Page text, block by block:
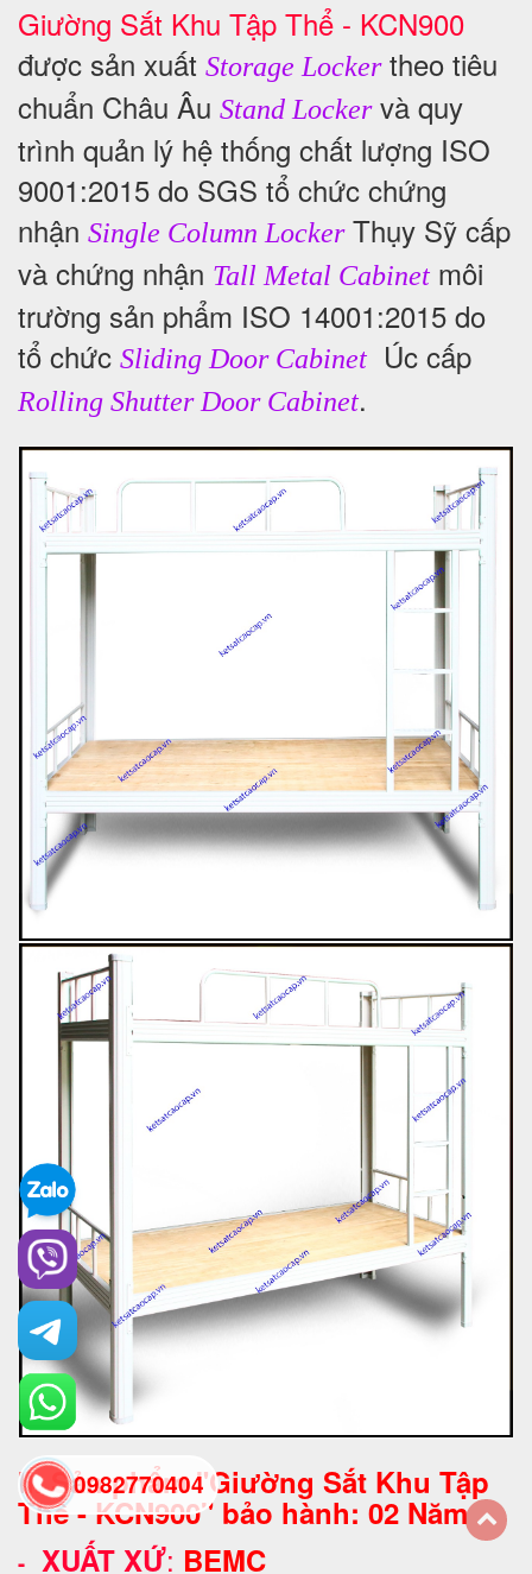
Giường Sắt Khu Tập Thể - KCN900
được sản xuất Storage Lockertheo tiêu
chuẩn Châu Âu Stand Lockervà quy
trình quản lý hệ thống chất lượng ISO
9001:2015 do SGS tổ chức chứng
nhận Single Column LockerThụy Sỹ cấp
và chứng nhận Tall Metal Cabinet môi
trường sản phẩm ISO 14001:2015 do
tổ chức Sliding Door Cabinet Úc cấp
Rolling Shutter Door Cabinet.
II. Sản phẩm "Giường Sắt Khu Tập
Thể - KCN900" bảo hành: 02 Năm
- XUẤT XỨ: BEMC
0982770404